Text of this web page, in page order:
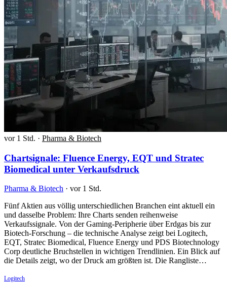
vor 1 Std. · Pharma & Biotech
Chartsignale: Fluence Energy, EQT und Stratec
Biomedical unter Verkaufsdruck
Pharma & Biotech · vor 1 Std.
Fünf Aktien aus völlig unterschiedlichen Branchen eint aktuell ein
und dasselbe Problem: Ihre Charts senden reihenweise
Verkaufssignale. Von der Gaming-Peripherie über Erdgas bis zur
Biotech-Forschung – die technische Analyse zeigt bei Logitech,
EQT, Stratec Biomedical, Fluence Energy und PDS Biotechnology
Corp deutliche Bruchstellen in wichtigen Trendlinien. Ein Blick auf
die Details zeigt, wo der Druck am größten ist. Die Rangliste…
Logitech